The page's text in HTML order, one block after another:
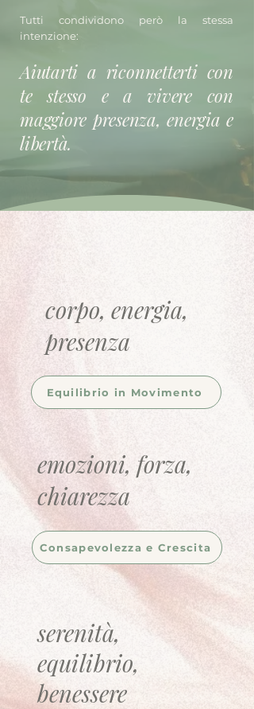
Tutti condividono però la stessa
intenzione:
Aiutarti a riconnetterti con
te stesso e a vivere con
maggiore presenza, energia e
libertà.
corpo, energia,
presenza
Equilibrio in Movimento
emozioni, forza,
chiarezza
Consapevolezza e Crescita
serenità,
equilibrio,
benessere